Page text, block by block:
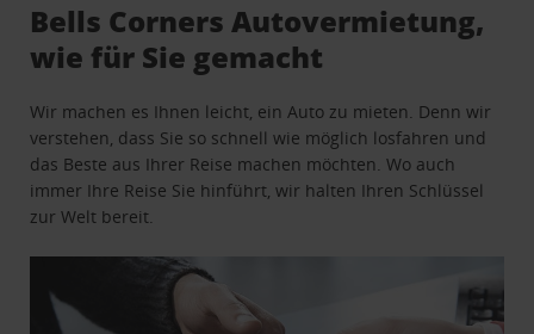
Bells Corners Autovermietung,
wie für Sie gemacht
Wir machen es Ihnen leicht, ein Auto zu mieten. Denn wir
verstehen, dass Sie so schnell wie möglich losfahren und
das Beste aus Ihrer Reise machen möchten. Wo auch
immer Ihre Reise Sie hinführt, wir halten Ihren Schlüssel
zur Welt bereit.